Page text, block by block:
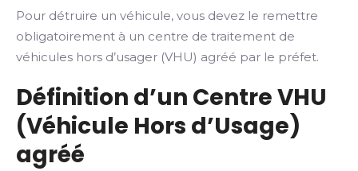
Pour détruire un véhicule, vous devez le remettre
obligatoirement à un centre de traitement de
véhicules hors d’usager (VHU) agréé par le préfet.
Définition d’un Centre VHU
(Véhicule Hors d’Usage)
agréé